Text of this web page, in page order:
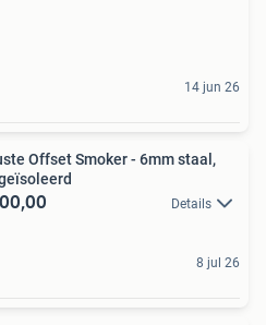
14 jun 26
Offset Smoker - 6mm staal,
Details
8 jul 26